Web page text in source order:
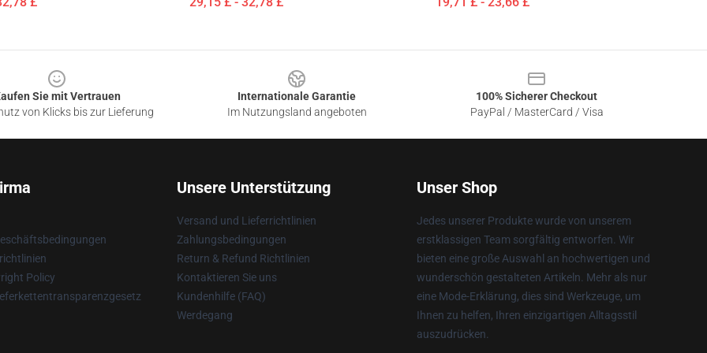
Sie mit Vertrauen
von Klicks bis zur Lieferung
Internationale Garantie
Im Nutzungsland angeboten
100% Sicherer Checkout
PayPal / MasterCard / Visa
Policy
Unsere Unterstützung
Versand und Lieferrichtlinien
Zahlungsbedingungen
Return & Refund Richtlinien
Kontaktieren Sie uns
Kundenhilfe (FAQ)
Werdegang
Unser Shop
Jedes unserer Produkte wurde von unserem
erstklassigen Team sorgfältig entworfen. Wir
bieten eine große Auswahl an hochwertigen und
wunderschön gestalteten Artikeln. Mehr als nur
eine Mode-Erklärung, dies sind Werkzeuge, um
Ihnen zu helfen, Ihren einzigartigen Alltagsstil
auszudrücken.